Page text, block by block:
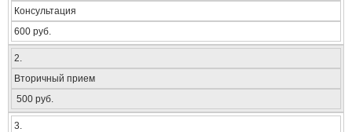
Консультация
600 руб.
2.
Вторичный прием
500 руб.
3.